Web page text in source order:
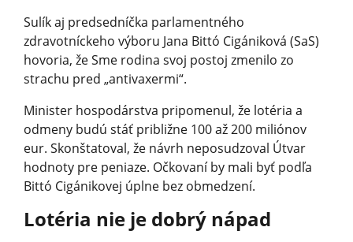
Sulík aj predsedníčka parlamentného
zdravotníckeho výboru Jana Bittó Cigániková (SaS)
hovoria, že Sme rodina svoj postoj zmenilo zo
strachu pred „antivaxermi“.
Minister hospodárstva pripomenul, že lotéria a
odmeny budú stáť približne 100 až 200 miliónov
eur. Skonštatoval, že návrh neposudzoval Útvar
hodnoty pre peniaze. Očkovaní by mali byť podľa
Bittó Cigánikovej úplne bez obmedzení.
Lotéria nie je dobrý nápad